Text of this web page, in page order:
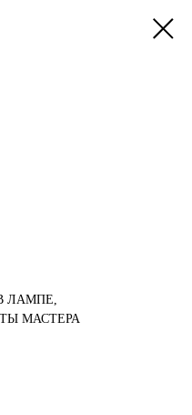
ЛАМПЕ,
МАСТЕРА